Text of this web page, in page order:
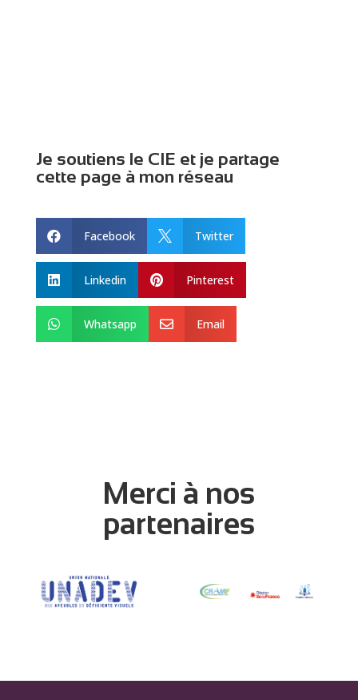
Je soutiens le CIE et je partage
cette page à mon réseau
 Facebook  Twitter
 Linkedin  Pinterest
 Whatsapp  Email
Merci à nos
partenaires